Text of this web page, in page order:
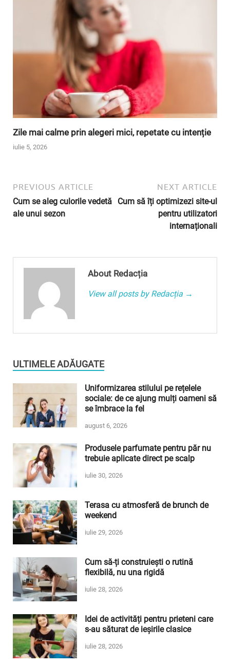
Zile mai calme prin alegeri mici, repetate cu intenție
iulie 5, 2026
PREVIOUS ARTICLE
Cum se aleg culorile vedetă
ale unui sezon
NEXT ARTICLE
Cum să îți optimizezi site-ul
pentru utilizatori
internaționali
About Redacția
View all posts by Redacția →
ULTIMELE ADĂUGATE
Uniformizarea stilului pe rețelele
sociale: de ce ajung mulți oameni să
se îmbrace la fel
august 6, 2026
Produsele parfumate pentru păr nu
trebuie aplicate direct pe scalp
iulie 30, 2026
Terasa cu atmosferă de brunch de
weekend
iulie 29, 2026
Cum să-ți construiești o rutină
flexibilă, nu una rigidă
iulie 28, 2026
Idei de activități pentru prieteni care
s-au săturat de ieșirile clasice
iulie 28, 2026